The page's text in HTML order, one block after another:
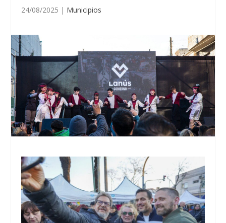
24/08/2025 | Municipios